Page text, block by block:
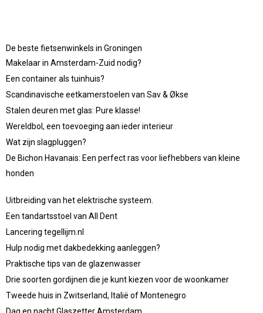
De beste fietsenwinkels in Groningen
Makelaar in Amsterdam-Zuid nodig?
Een container als tuinhuis?
Scandinavische eetkamerstoelen van Sav & Økse
Stalen deuren met glas: Pure klasse!
Wereldbol, een toevoeging aan ieder interieur
Wat zijn slagpluggen?
De Bichon Havanais: Een perfect ras voor liefhebbers van kleine
honden
Uitbreiding van het elektrische systeem.
Een tandartsstoel van All Dent
Lancering tegellijm.nl
Hulp nodig met dakbedekking aanleggen?
Praktische tips van de glazenwasser
Drie soorten gordijnen die je kunt kiezen voor de woonkamer
Tweede huis in Zwitserland, Italië of Montenegro
Dag en nacht Glaszetter Amsterdam